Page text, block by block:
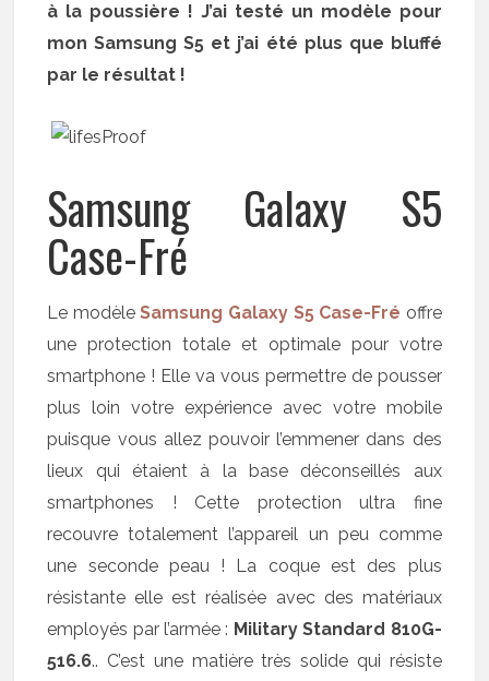
à la poussière ! J’ai testé un modèle pour
mon Samsung S5 et j’ai été plus que bluffé
par le résultat !
Samsung Galaxy S5
Case-Fré
Le modèleSamsung Galaxy S5 Case-Fré offre
une protection totale et optimale pour votre
smartphone ! Elle va vous permettre de pousser
plus loin votre expérience avec votre mobile
puisque vous allez pouvoir l’emmener dans des
lieux qui étaient à la base déconseillés aux
smartphones ! Cette protection ultra fine
recouvre totalement l’appareil un peu comme
une seconde peau ! La coque est des plus
résistante elle est réalisée avec des matériaux
employés par l’armée : Military Standard 810G-
516.6.. C’est une matière très solide qui résiste